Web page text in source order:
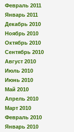
Февраль 2011
Январь 2011
Декабрь 2010
Ноябрь 2010
Октябрь 2010
Сентябрь 2010
Август 2010
Июль 2010
Июнь 2010
Май 2010
Апрель 2010
Март 2010
Февраль 2010
Январь 2010